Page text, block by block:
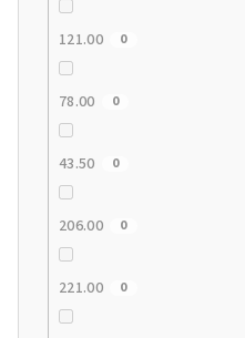
121.00 0
78.00 0
43.50 0
206.00 0
221.00 0